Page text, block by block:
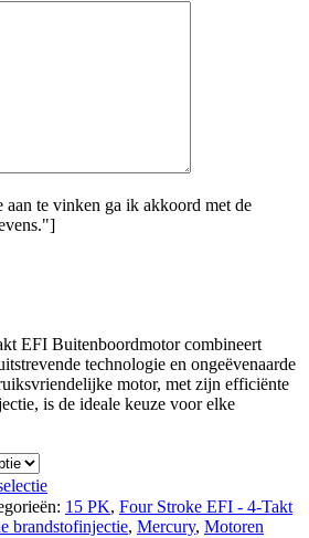
te vinken ga ik akkoord met de
EFI Buitenboordmotor combineert
technologie en ongeëvenaarde
motor, met zijn efficiënte
is de ideale keuze voor elke
15 PK, Four Stroke EFI - 4-Takt
brandstofinjectie, Mercury, Motoren